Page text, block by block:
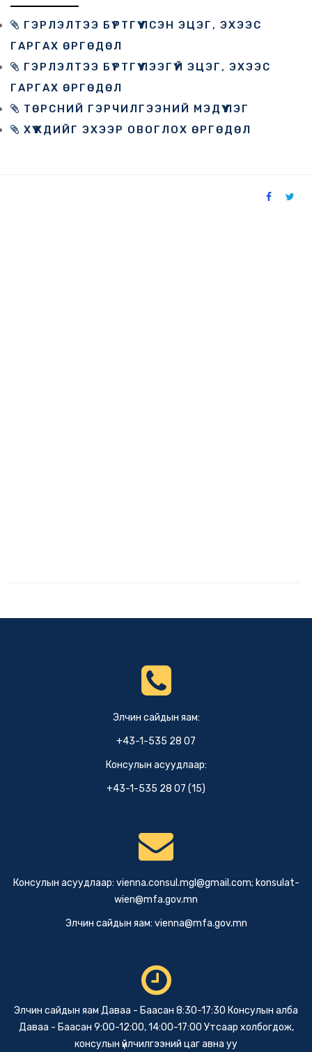
ГЭРЛЭЛТЭЭ БҮРТГҮҮЛСЭН ЭЦЭГ, ЭХЭЭС
ГАРГАХ ӨРГӨДӨЛ
ГЭРЛЭЛТЭЭ БҮРТГҮҮЛЭЭГҮЙ ЭЦЭГ, ЭХЭЭС
ГАРГАХ ӨРГӨДӨЛ
ТӨРСНИЙ ГЭРЧИЛГЭЭНИЙ МЭДҮҮЛЭГ
ХҮҮХДИЙГ ЭХЭЭР ОВОГЛОХ ӨРГӨДӨЛ
Элчин сайдын яам:
+43-1-535 28 07
Консулын асуудлаар:
+43-1-535 28 07 (15)
Консулын асуудлаар: vienna.consul.mgl@gmail.com; konsulat-
wien@mfa.gov.mn
Элчин сайдын яам: vienna@mfa.gov.mn
Элчин сайдын яам Даваа - Баасан 8:30-17:30 Консулын алба
Даваа - Баасан 9:00-12:00, 14:00-17:00 Утсаар холбогдож,
консулын үйлчилгээний цаг авна уу